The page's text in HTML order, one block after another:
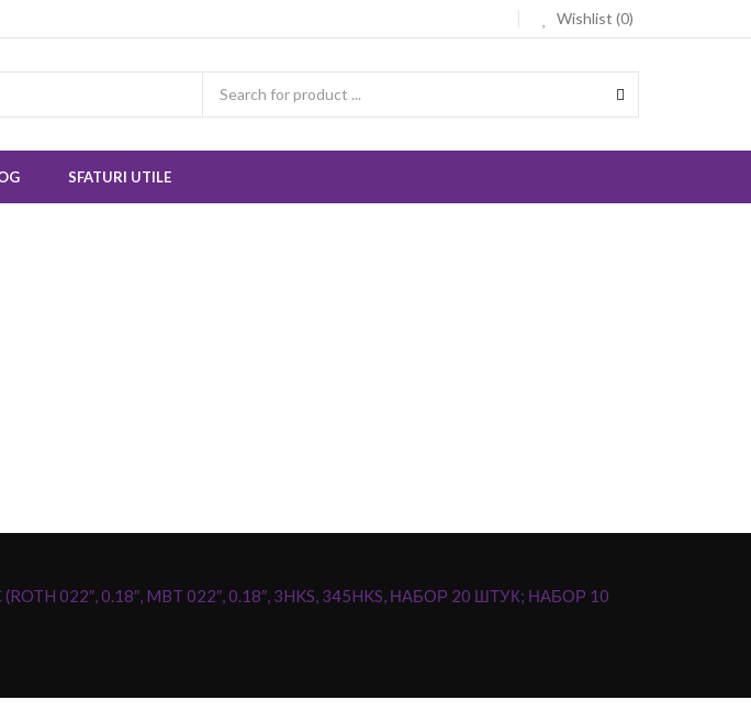
Wishlist (0)
SFATURI UTILE
022″, 0.18″, MBT 022″, 0.18″, 3HKS, 345HKS, НАБОР 20 ШТУК; НАБОР 10